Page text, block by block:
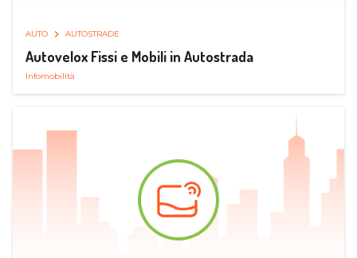
AUTO AUTOSTRADE
Autovelox Fissi e Mobili in Autostrada
Infomobilità